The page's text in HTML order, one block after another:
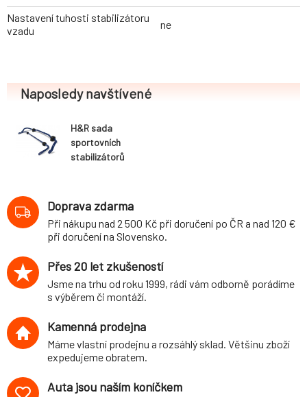
Nastavení tuhosti stabilizátoru
vzadu
ne
Naposledy navštívené
H&R sada
sportovních
stabilizátorů
Roadster, 2WD,
r.v. 2014-, průměr
28 mm/26 mm
Doprava zdarma
Při nákupu nad 2 500 Kč při doručení po ČR a nad 120 €
při doručení na Slovensko.
Přes 20 let zkušeností
Jsme na trhu od roku 1999, rádi vám odborně porádíme
s výběrem či montáží.
Kamenná prodejna
Máme vlastní prodejnu a rozsáhlý sklad. Většinu zboží
expedujeme obratem.
Auta jsou naším koníčkem